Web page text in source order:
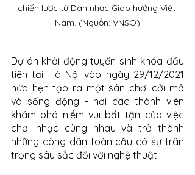
chiến lược từ Dàn nhạc Giao hưởng Việt
Nam. (Nguồn: VNSO)
Dự án khởi động tuyển sinh khóa đầu
tiên tại Hà Nội vào ngày 29/12/2021
hứa hẹn tạo ra một sân chơi cởi mở
và sống động - nơi các thành viên
khám phá niềm vui bất tận của việc
chơi nhạc cùng nhau và trở thành
những công dân toàn cầu có sự trân
trọng sâu sắc đối với nghệ thuật.